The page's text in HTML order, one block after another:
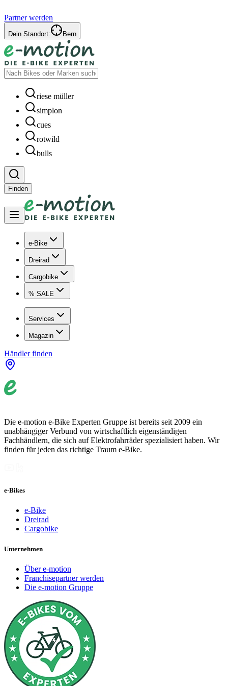
Partner werden
Dein Standort: Bern
riese müller
simplon
cues
rotwild
bulls
Finden
e-Bike
Dreirad
Cargobike
% SALE
Services
Magazin
Händler finden
Die e-motion e-Bike Experten Gruppe ist bereits seit 2009 ein
unabhängiger Verbund von wirtschaftlich eigenständigen
Fachhändlern, die sich auf Elektrofahrräder spezialisiert haben. Wir
finden für jeden das richtige Traum e-Bike.
e-Bikes
e-Bike
Dreirad
Cargobike
Unternehmen
Über e-motion
Franchisepartner werden
Die e-motion Gruppe